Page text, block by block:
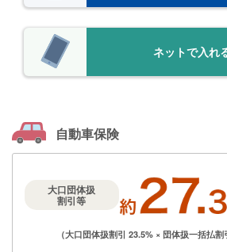
ネットで入れ
自動車保険
大口団体扱
割引等
（大口団体扱割引 23.5% × 団体扱一括払割